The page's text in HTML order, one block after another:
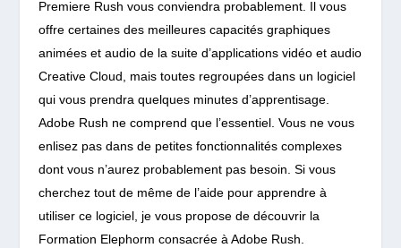
Premiere Rush vous conviendra probablement. Il vous
offre certaines des meilleures capacités graphiques
animées et audio de la suite d’applications vidéo et audio
Creative Cloud, mais toutes regroupées dans un logiciel
qui vous prendra quelques minutes d’apprentisage.
Adobe Rush ne comprend que l’essentiel. Vous ne vous
enlisez pas dans de petites fonctionnalités complexes
dont vous n’aurez probablement pas besoin. Si vous
cherchez tout de même de l’aide pour apprendre à
utiliser ce logiciel, je vous propose de découvrir la
Formation Elephorm consacrée à Adobe Rush.